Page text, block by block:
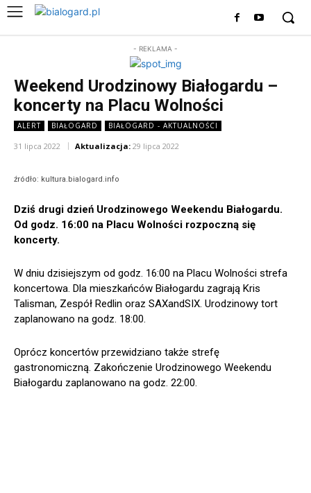
- REKLAMA -
Weekend Urodzinowy Białogardu –
koncerty na Placu Wolności
ALERT BIAŁOGARD BIAŁOGARD - AKTUALNOŚCI
31 lipca 2022 Aktualizacja: 29 lipca 2022
źródło: kultura.bialogard.info
Dziś drugi dzień Urodzinowego Weekendu Białogardu.
Od godz. 16:00 na Placu Wolności rozpoczną się
koncerty.
W dniu dzisiejszym od godz. 16:00 na Placu Wolności strefa
koncertowa. Dla mieszkańców Białogardu zagrają Kris
Talisman, Zespół Redlin oraz SAXandSIX. Urodzinowy tort
zaplanowano na godz. 18:00.
Oprócz koncertów przewidziano także strefę
gastronomiczną. Zakończenie Urodzinowego Weekendu
Białogardu zaplanowano na godz. 22:00.